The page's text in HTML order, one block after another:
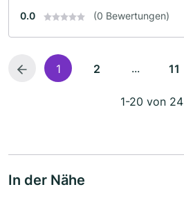
0.0 (0 Bewertungen)
1 2 ... 11
1-20 von
In der Nähe